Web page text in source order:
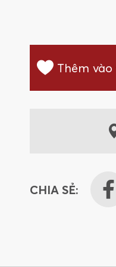
Thêm
CHIA SẺ: